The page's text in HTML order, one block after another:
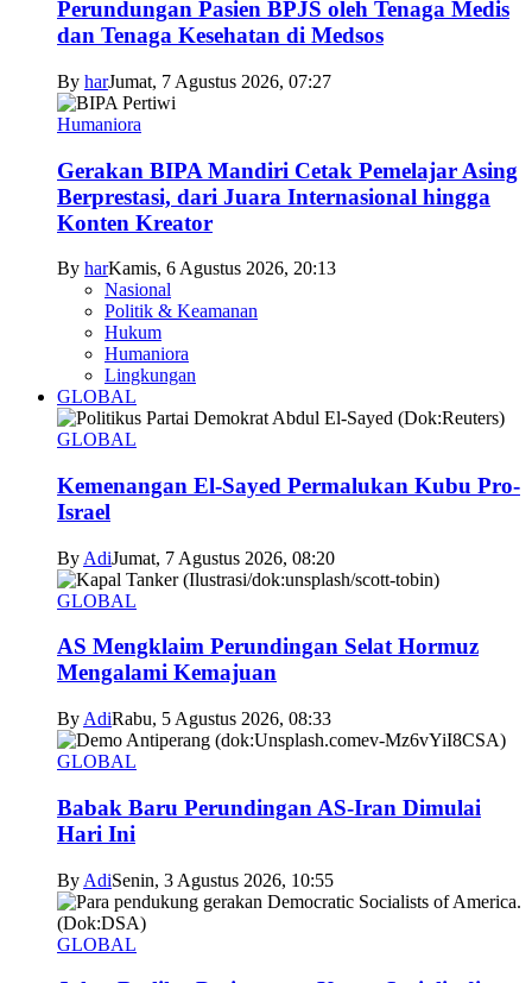
Perundungan Pasien BPJS oleh Tenaga Medis
dan Tenaga Kesehatan di Medsos
By harJumat, 7 Agustus 2026, 07:27
Humaniora
Gerakan BIPA Mandiri Cetak Pemelajar Asing
Berprestasi, dari Juara Internasional hingga
Konten Kreator
By harKamis, 6 Agustus 2026, 20:13
Nasional
Politik & Keamanan
Hukum
Humaniora
Lingkungan
GLOBAL
GLOBAL
Kemenangan El-Sayed Permalukan Kubu Pro-
Israel
By AdiJumat, 7 Agustus 2026, 08:20
GLOBAL
AS Mengklaim Perundingan Selat Hormuz
Mengalami Kemajuan
By AdiRabu, 5 Agustus 2026, 08:33
GLOBAL
Babak Baru Perundingan AS-Iran Dimulai
Hari Ini
By AdiSenin, 3 Agustus 2026, 10:55
GLOBAL